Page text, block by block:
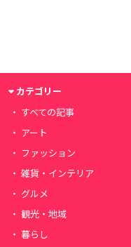
カテゴリー
すべての記事
アート
ファッション
雑貨・インテリア
グルメ
観光・地域
暮らし